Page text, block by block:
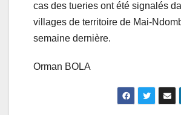
cas des tueries ont été signalés
villages de territoire de Mai-
semaine dernière.
Orman BOLA